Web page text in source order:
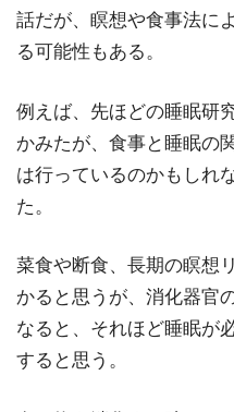
話だが、瞑想や食事法に
る可能性もある。
例えば、先ほどの睡眠研
かみたが、食事と睡眠の
は行っているのかもしれ
た。
菜食や断食、長期の瞑想
かると思うが、消化器官
なると、それほど睡眠が
すると思う。